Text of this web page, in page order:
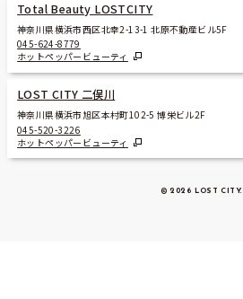
Total Beauty LOSTCITY
神奈川県横浜市西区北幸2-13-1 北原不動産ビル5F
045-624-8779
ホットペッパービューティ
LOST CITY 二俣川
神奈川県横浜市旭区本村町102-5 博栄ビル2F
045-520-3226
ホットペッパービューティ
© 2026 LOST CITY.